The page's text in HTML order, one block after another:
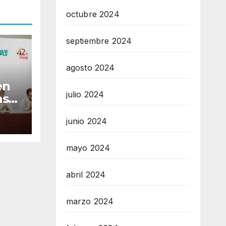
de
octubre 2024
septiembre 2024
agosto 2024
julio 2024
junio 2024
mayo 2024
abril 2024
marzo 2024